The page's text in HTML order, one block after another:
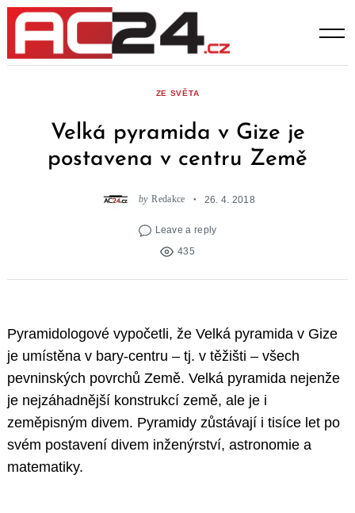
Skip
content
ZE SVĚTA
Velká pyramida v Gize je
postavena v centru Země
by Redakce 26. 4. 2018
Leave a reply
435
Pyramidologové vypočetli, že Velká pyramida v Gize
je umístěna v bary-centru – tj. v těžišti – všech
pevninských povrchů Země. Velká pyramida nejenže
je nejzáhadnější konstrukcí země, ale je i
zeměpisným divem. Pyramidy zůstávají i tisíce let po
svém postavení divem inženýrství, astronomie a
matematiky.